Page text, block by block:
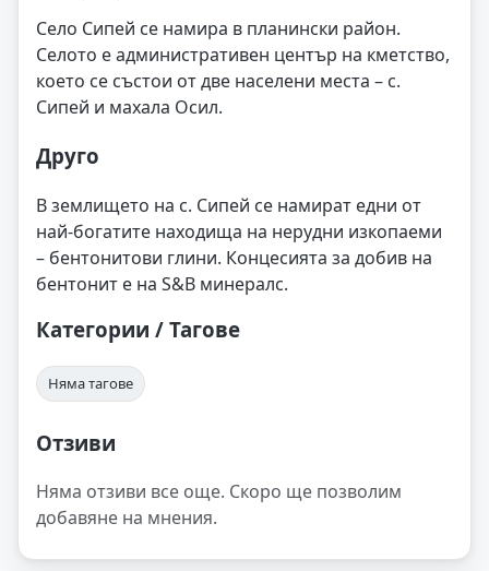
Село Сипей се намира в планински район.
Селото е административен център на кметство,
което се състои от две населени места – с.
Сипей и махала Осил.
Друго
В землището на с. Сипей се намират едни от
най-богатите находища на нерудни изкопаеми
– бентонитови глини. Концесията за добив на
бентонит е на S&B минералс.
Категории / Тагове
Няма тагове
Отзиви
Няма отзиви все още. Скоро ще позволим
добавяне на мнения.